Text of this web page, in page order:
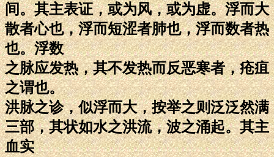
间。其主表证，或为风，或为虚。浮而大
散者心也，浮而短涩者肺也，浮而数者热
也。浮数
之脉应发热，其不发热而反恶寒者，疮疽
之谓也。
洪脉之诊，似浮而大，按举之则泛泛然满
三部，其状如水之洪流，波之涌起。其主
血实